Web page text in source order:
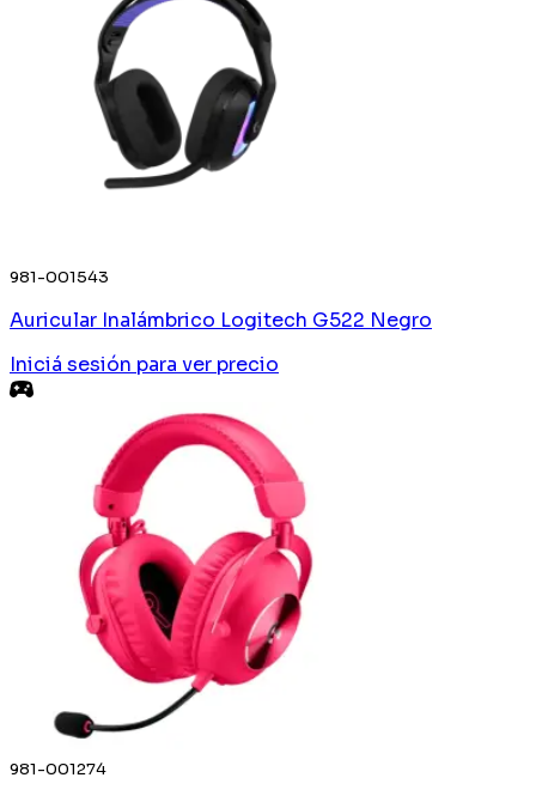
981-001543
Auricular Inalámbrico Logitech G522 Negro
Iniciá sesión para ver precio
981-001274